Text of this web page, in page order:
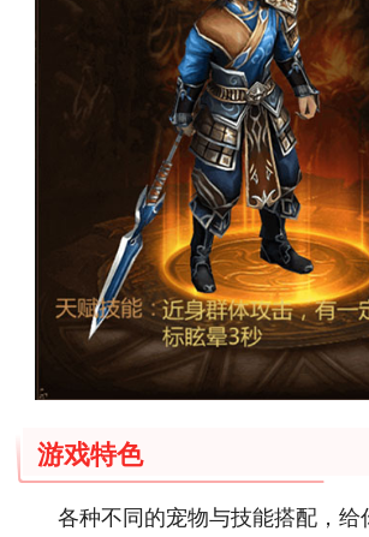
游戏特色
各种不同的宠物与技能搭配，给